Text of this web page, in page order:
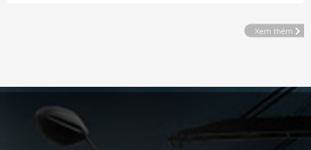
Xem thêm